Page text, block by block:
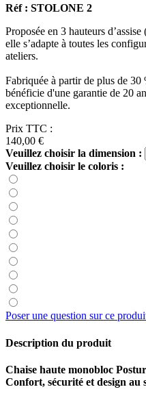
Réf : STOLONE 2
Proposée en 3 hauteurs
elle s’adapte à toutes les
ateliers.
Fabriquée à partir de plus de
bénéficie d'une garantie de 20
exceptionnelle.
Prix TTC :
140,00 €
Veuillez choisir la dimension :
Veuillez choisir le coloris :
Poser une question sur ce
Description du produit
Chaise haute monobloc
Confort, sécurité et design au